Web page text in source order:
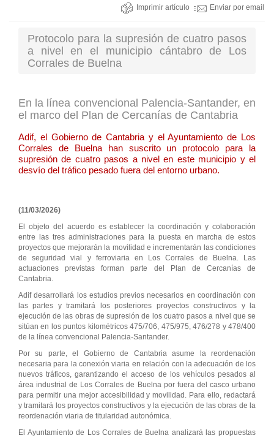
Imprimir artículo Enviar por email
Protocolo para la supresión de cuatro pasos
a nivel en el municipio cántabro de Los
Corrales de Buelna
En la línea convencional Palencia-Santander, en
el marco del Plan de Cercanías de Cantabria
Adif, el Gobierno de Cantabria y el Ayuntamiento de Los
Corrales de Buelna han suscrito un protocolo para la
supresión de cuatro pasos a nivel en este municipio y el
desvío del tráfico pesado fuera del entorno urbano.
(11/03/2026)
El objeto del acuerdo es establecer la coordinación y colaboración
entre las tres administraciones para la puesta en marcha de estos
proyectos que mejorarán la movilidad e incrementarán las condiciones
de seguridad vial y ferroviaria en Los Corrales de Buelna. Las
actuaciones previstas forman parte del Plan de Cercanías de
Cantabria.
Adif desarrollará los estudios previos necesarios en coordinación con
las partes y tramitará los posteriores proyectos constructivos y la
ejecución de las obras de supresión de los cuatro pasos a nivel que se
sitúan en los puntos kilométricos 475/706, 475/975, 476/278 y 478/400
de la línea convencional Palencia-Santander.
Por su parte, el Gobierno de Cantabria asume la reordenación
necesaria para la conexión viaria en relación con la adecuación de los
nuevos tráficos, garantizando el acceso de los vehículos pesados al
área industrial de Los Corrales de Buelna por fuera del casco urbano
para permitir una mejor accesibilidad y movilidad. Para ello, redactará
y tramitará los proyectos constructivos y la ejecución de las obras de la
reordenación viaria de titularidad autonómica.
El Ayuntamiento de Los Corrales de Buelna analizará las propuestas